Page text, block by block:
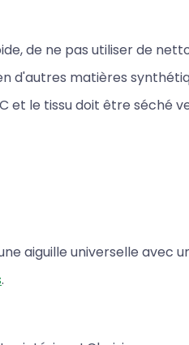
de ne pas utiliser de
d'autres matières
et le tissu doit être séché
aiguille universelle avec
.